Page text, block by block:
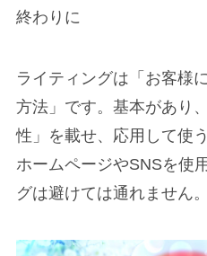
終わりに
ライティングは 「お客様
方法」 です。基本があり
性」を載せ、応用して使
ホームページやSNSを使
グは避けては通れません。